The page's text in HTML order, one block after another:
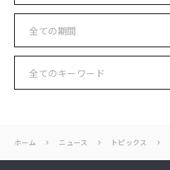
ホーム ニュース トピックス